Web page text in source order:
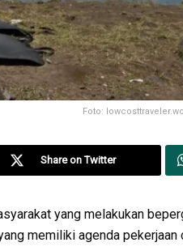
Foto:
Share on Twitter
yang melakukan
memiliki agenda pekerjaan